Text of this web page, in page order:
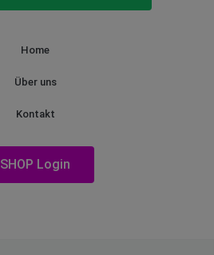
Home
Über uns
Kontakt
SHOP Login